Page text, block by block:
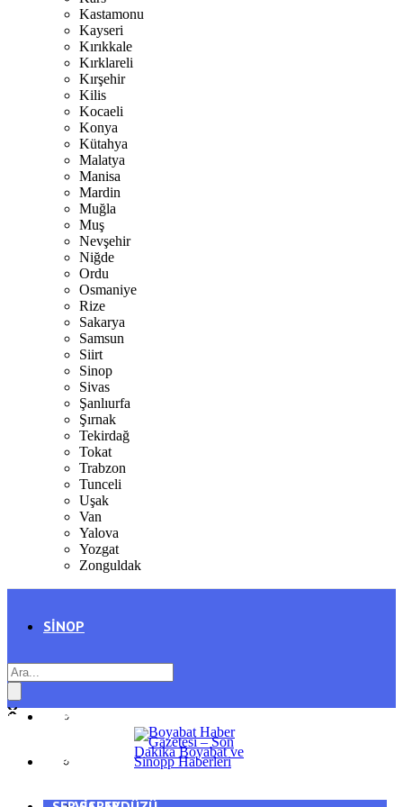
Kastamonu
Kayseri
Kırıkkale
Kırklareli
Kırşehir
Kilis
Kocaeli
Konya
Kütahya
Malatya
Manisa
Mardin
Muğla
Muş
Nevşehir
Niğde
Ordu
Osmaniye
Rize
Sakarya
Samsun
Siirt
Sinop
Sivas
Şanlıurfa
Şırnak
Tekirdağ
Tokat
Trabzon
Tunceli
Uşak
Van
Yalova
Yozgat
Zonguldak
SINOP
AYANCIK
GENEL
SPOR